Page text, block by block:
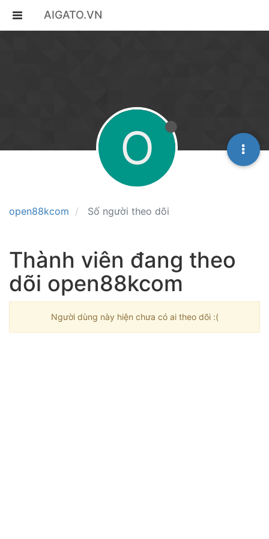
AIGATO.VN
open88kcom Số người theo dõi
O
Thành viên đang theo
dõi open88kcom
Người dùng này hiện chưa có ai theo dõi :(